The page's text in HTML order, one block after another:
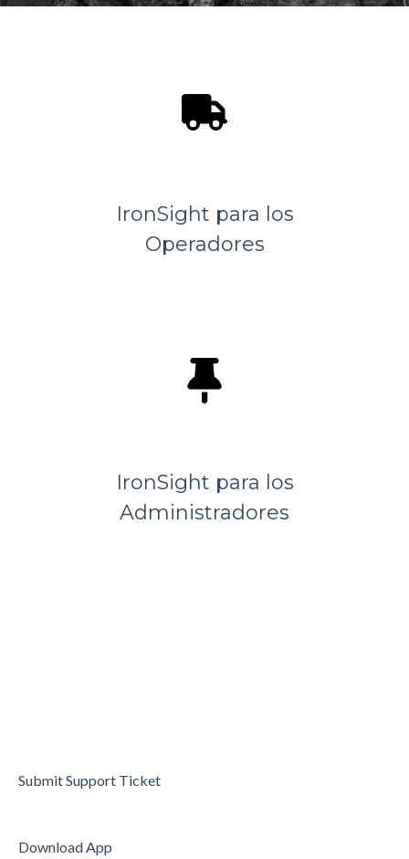
IronSight para los
Operadores
IronSight para los
Administradores
Submit Support Ticket
Download App